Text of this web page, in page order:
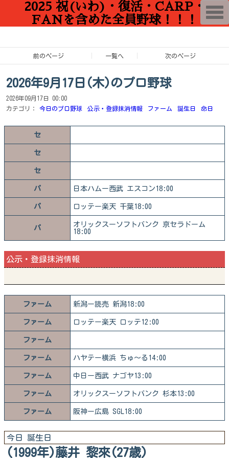
2025 祝(いわ)・復活・CARP・
FANを含めた全員野球！！！
前のページ 一覧へ 次のページ
2026年9月17日(木)のプロ野球
2026年09月17日 00:00
カテゴリ：
今日のプロ野球 公示・登録抹消情報 ファーム 誕生日 命日
セ
セ
セ
パ 日本ハムー西武 エスコン18:00
パ ロッテー楽天 千葉18:00
パ
オリックスーソフトバンク 京セラドーム
18:00
公示・登録抹消情報
ファーム 新潟ー読売 新潟18:00
ファーム ロッテー楽天 ロッテ12:00
ファーム
ファーム ハヤテー横浜 ちゅ～る14:00
ファーム 中日ー西武 ナゴヤ13:00
ファーム オリックスーソフトバンク 杉本13:00
ファーム 阪神ー広島 SGL18:00
今日 誕生日
(1999年)藤井 黎來(27歳)
T
o
g
e
a
n